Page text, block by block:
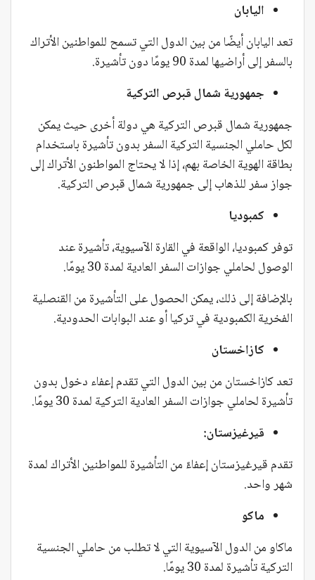
اليابان
تعد اليابان أيضًا من بين الدول التي تسمح للمواطنين الأتراك
بالسفر إلى أراضيها لمدة 90 يومًا دون تأشيرة.
جمهورية شمال قبرص التركية
جمهورية شمال قبرص التركية هي دولة أخرى حيث يمكن
لكل حاملي الجنسية التركية السفر بدون تأشيرة باستخدام
بطاقة الهوية الخاصة بهم، إذا لا يحتاج المواطنون الأتراك إلى
جواز سفر للذهاب إلى جمهورية شمال قبرص التركية.
كمبوديا
توفر كمبوديا، الواقعة في القارة الآسيوية، تأشيرة عند
الوصول لحاملي جوازات السفر العادية لمدة 30 يومًا.
بالإضافة إلى ذلك، يمكن الحصول على التأشيرة من القنصلية
الفخرية الكمبودية في تركيا أو عند البوابات الحدودية.
كازاخستان
تعد كازاخستان من بين الدول التي تقدم إعفاء دخول بدون
تأشيرة لحاملي جوازات السفر العادية التركية لمدة 30 يومًا.
قيرغيزستان:
تقدم قيرغيزستان إعفاءً من التأشيرة للمواطنين الأتراك لمدة
شهر واحد.
ماكو
ماكاو من الدول الآسيوية التي لا تطلب من حاملي الجنسية
التركية تأشيرة لمدة 30 يومًا.